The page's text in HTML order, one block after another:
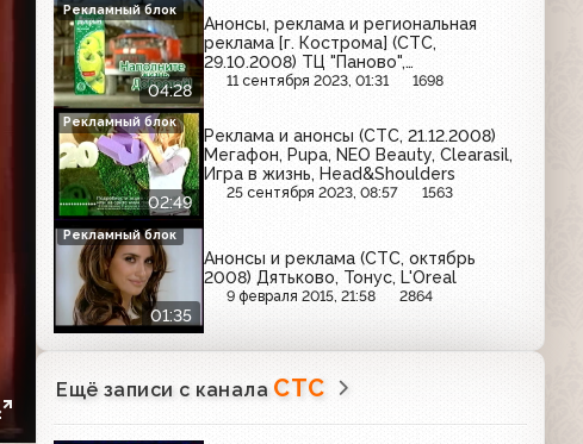
04:28
Анонсы, реклама и региональная
реклама [г. Кострома] (СТС,
29.10.2008) ТЦ "Паново",
Берендеевка, Пробизнесбанк, Музей
Rush, Любимый сад
11 сентября 2023, 01:31 1698
Рекламный блок
02:49
Реклама и анонсы (СТС, 21.12.2008)
Мегафон, Pupa, NEO Beauty, Clearasil,
Игра в жизнь, Head&Shoulders
25 сентября 2023, 08:57 1563
Рекламный блок
01:35
Анонсы и реклама (СТС, октябрь
2008) Дятьково, Тонус, L'Oreal
9 февраля 2015, 21:58 2864
Рекламный блок
Ещё записи с канала СТС